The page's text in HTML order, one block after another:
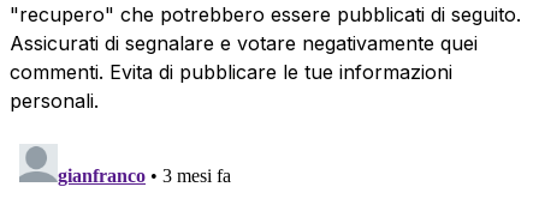
"recupero" che potrebbero essere pubblicati di seguito.
Assicurati di segnalare e votare negativamente quei
commenti. Evita di pubblicare le tue informazioni
personali.